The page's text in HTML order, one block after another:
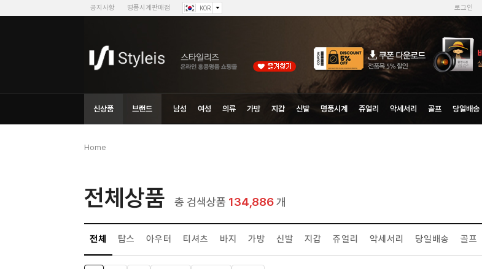
공지사항 명품시계판매점 KOR 로그인
신상품 브랜드 남성 여성 의류 가방 지갑 신발 명품시계 쥬얼리 악세서리 골프 당일배송
Home
전체상품 총 검색상품 134,886개
전체 탑스 아우터 티셔츠 바지 가방 신발 지갑 쥬얼리 악세서리 당일배송 골프